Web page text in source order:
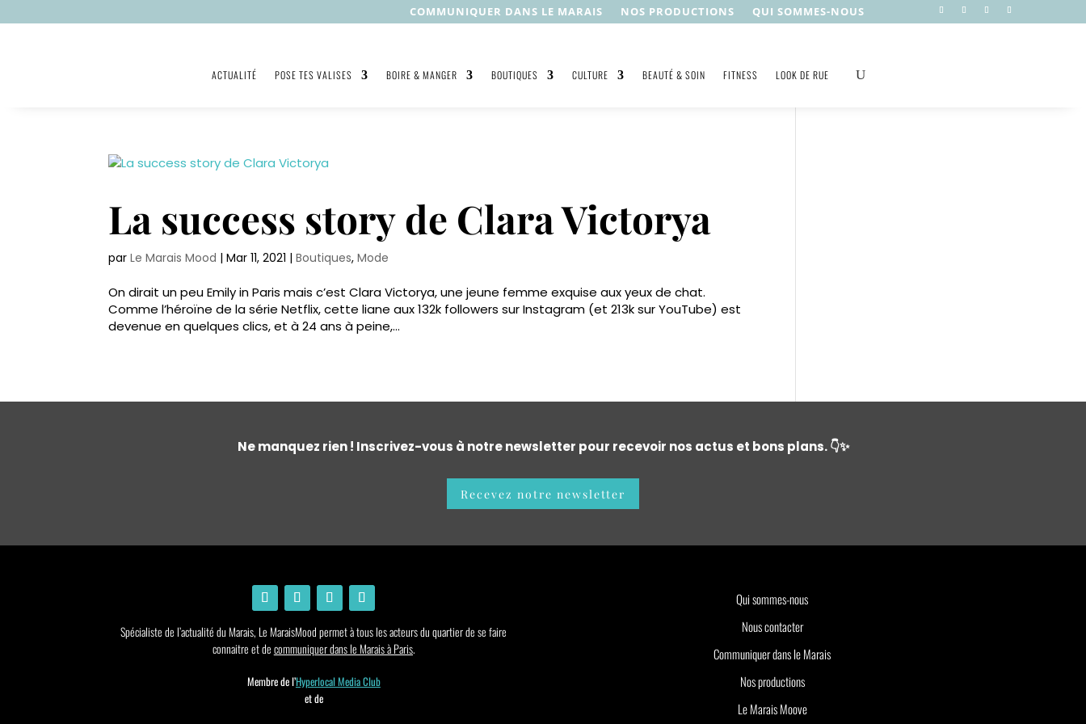
COMMUNIQUER DANS LE MARAIS NOS PRODUCTIONS QUI SOMMES-NOUS
ACTUALITÉ POSE TES VALISES BOIRE & MANGER BOUTIQUES CULTURE BEAUTÉ & SOIN FITNESS LOOK DE RUE
La success story de Clara Victorya
parLe Marais Mood |Mar 11, 2021 |Boutiques,Mode
On dirait un peu Emily in Paris mais c’est Clara Victorya, une jeune femme exquise aux yeux de chat.
Comme l’héroïne de la série Netflix, cette liane aux 132k followers sur Instagram (et 213k sur YouTube) est
devenue en quelques clics, et à 24 ans à peine,...
Ne manquez rien ! Inscrivez-vous à notre newsletter pour recevoir nos actus et bons plans. 👇✨
Recevez notre newsletter
Spécialiste de l’actualité du Marais, Le MaraisMood permet à tous les acteurs du quartier de se faire
connaitre et decommuniquer dans le Marais à Paris.
Membre de l’Hyperlocal Media Club
et de
Qui sommes-nous
Nous contacter
Communiquer dans le Marais
Nos productions
Le Marais Moove